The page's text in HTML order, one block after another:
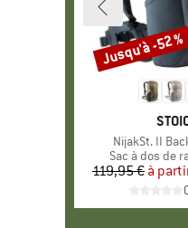
Article
NijakSt. II
Product group
Sac à dos de
119,95 € à
Remise
Jusqu'à -52 %